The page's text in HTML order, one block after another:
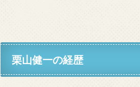
栗山健一の経歴